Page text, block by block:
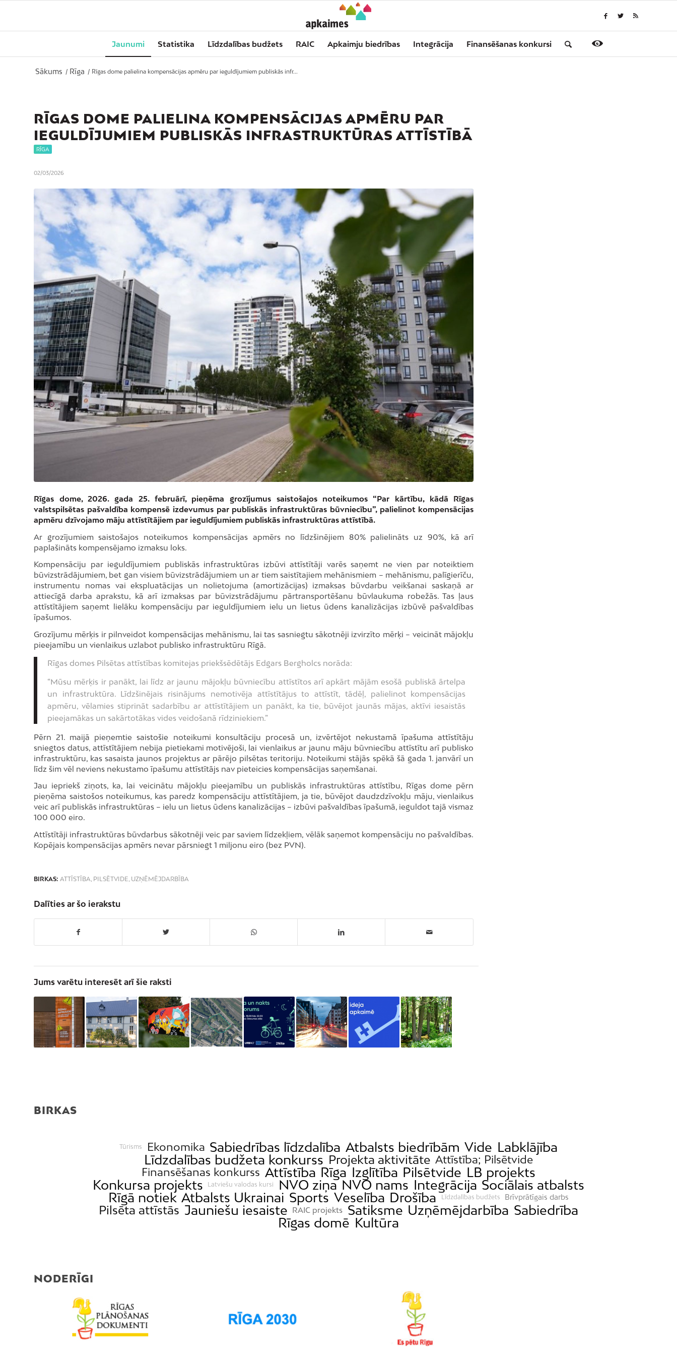
Jaunumi Statistika Līdzdalības budžets RAIC Apkaimju biedrības Integrācija Finansēšanas konkursi
Sākums / Rīga / Rīgas dome palielina kompensācijas apmēru par ieguldījumiem publiskās infr...
RĪGAS DOME PALIELINA KOMPENSĀCIJAS APMĒRU PAR
IEGULDĪJUMIEM PUBLISKĀS INFRASTRUKTŪRAS ATTĪSTĪBĀ
RĪGA
02/03/2026
Rīgas dome, 2026. gada 25. februārī, pieņēma grozījumus saistošajos noteikumos “Par kārtību, kādā Rīgas
valstspilsētas pašvaldība kompensē izdevumus par publiskās infrastruktūras būvniecību”, palielinot kompensācijas
apmēru dzīvojamo māju attīstītājiem par ieguldījumiem publiskās infrastruktūras attīstībā.
Ar grozījumiem saistošajos noteikumos kompensācijas apmērs no līdzšinējiem 80% palielināts uz 90%, kā arī
paplašināts kompensējamo izmaksu loks.
Kompensāciju par ieguldījumiem publiskās infrastruktūras izbūvi attīstītāji varēs saņemt ne vien par noteiktiem
būvizstrādājumiem, bet gan visiem būvizstrādājumiem un ar tiem saistītajiem mehānismiem – mehānismu, palīgierīču,
instrumentu nomas vai ekspluatācijas un nolietojuma (amortizācijas) izmaksas būvdarbu veikšanai saskaņā ar
attiecīgā darba aprakstu, kā arī izmaksas par būvizstrādājumu pārtransportēšanu būvlaukuma robežās. Tas ļaus
attīstītājiem saņemt lielāku kompensāciju par ieguldījumiem ielu un lietus ūdens kanalizācijas izbūvē pašvaldības
īpašumos.
Grozījumu mērķis ir pilnveidot kompensācijas mehānismu, lai tas sasniegtu sākotnēji izvirzīto mērķi – veicināt mājokļu
pieejamību un vienlaikus uzlabot publisko infrastruktūru Rīgā.
Rīgas domes Pilsētas attīstības komitejas priekšsēdētājs Edgars Bergholcs norāda:
“Mūsu mērķis ir panākt, lai līdz ar jaunu mājokļu būvniecību attīstītos arī apkārt mājām esošā publiskā ārtelpa
un infrastruktūra. Līdzšinējais risinājums nemotivēja attīstītājus to attīstīt, tādēļ, palielinot kompensācijas
apmēru, vēlamies stiprināt sadarbību ar attīstītājiem un panākt, ka tie, būvējot jaunās mājas, aktīvi iesaistās
pieejamākas un sakārtotākas vides veidošanā rīdziniekiem.”
Pērn 21. maijā pieņemtie saistošie noteikumi konsultāciju procesā un, izvērtējot nekustamā īpašuma attīstītāju
sniegtos datus, attīstītājiem nebija pietiekami motivējoši, lai vienlaikus ar jaunu māju būvniecību attīstītu arī publisko
infrastruktūru, kas sasaista jaunos projektus ar pārējo pilsētas teritoriju. Noteikumi stājās spēkā šā gada 1. janvārī un
līdz šim vēl neviens nekustamo īpašumu attīstītājs nav pieteicies kompensācijas saņemšanai.
Jau iepriekš ziņots, ka, lai veicinātu mājokļu pieejamību un publiskās infrastruktūras attīstību, Rīgas dome pērn
pieņēma saistošos noteikumus, kas paredz kompensāciju attīstītājiem, ja tie, būvējot daudzdzīvokļu māju, vienlaikus
veic arī publiskās infrastruktūras – ielu un lietus ūdens kanalizācijas – izbūvi pašvaldības īpašumā, ieguldot tajā vismaz
100 000 eiro.
Attīstītāji infrastruktūras būvdarbus sākotnēji veic par saviem līdzekļiem, vēlāk saņemot kompensāciju no pašvaldības.
Kopējais kompensācijas apmērs nevar pārsniegt 1 miljonu eiro (bez PVN).
BIRKAS: ATTĪSTĪBA, PILSĒTVIDE, UZŅĒMĒJDARBĪBA
Dalīties ar šo ierakstu
Jums varētu interesēt arī šie raksti
BIRKAS
Tūrisms Ekonomika Sabiedrības līdzdalība Atbalsts biedrībām Vide Labklājība
Līdzdalības budžeta konkurss Projekta aktivitāte Attīstība; Pilsētvide
Finansēšanas konkurss Attīstība Rīga Izglītība Pilsētvide LB projekts
Konkursa projekts
Latviešu valodas kursi NVO ziņa NVO nams Integrācija Sociālais atbalsts
Rīgā notiek Atbalsts Ukrainai Sports Veselība Drošība Līdzdalības budžets Brīvprātīgais darbs
Pilsēta attīstās Jauniešu iesaiste RAIC projekts Satiksme Uzņēmējdarbība Sabiedrība
Rīgas domē Kultūra
NODERĪGI